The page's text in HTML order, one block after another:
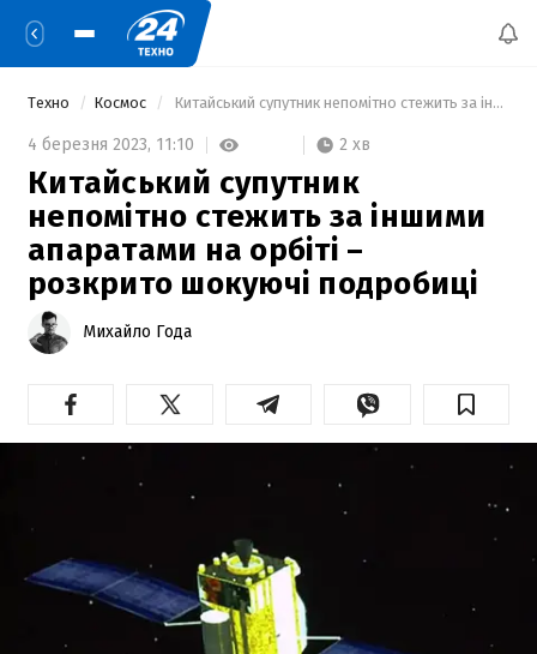
Техно Космос Китайський супутник непомітно стежить за іншими апаратами на орбіті – розкрито шокуючі подробиці
4 березня 2023, 11:10 2 хв
Китайський супутник
непомітно стежить за іншими
апаратами на орбіті –
розкрито шокуючі подробиці
Михайло Года